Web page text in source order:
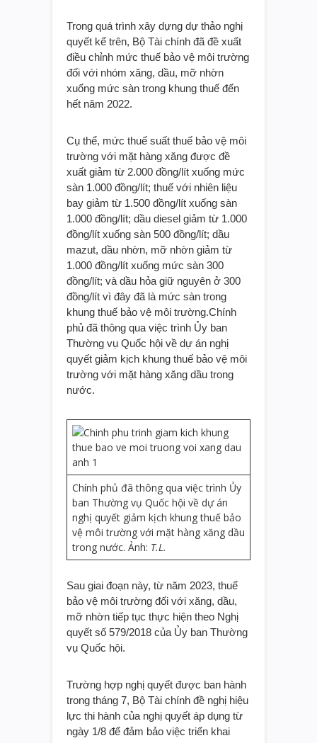
Trong quá trình xây dựng dự thảo nghị
quyết kể trên, Bộ Tài chính đã đề xuất
điều chỉnh mức thuế bảo vệ môi trường
đối với nhóm xăng, dầu, mỡ nhờn
xuống mức sàn trong khung thuế đến
hết năm 2022.
Cụ thể, mức thuế suất thuế bảo vệ môi
trường với mặt hàng xăng được đề
xuất giảm từ 2.000 đồng/lít xuống mức
sàn 1.000 đồng/lít; thuế với nhiên liệu
bay giảm từ 1.500 đồng/lít xuống sàn
1.000 đồng/lít; dầu diesel giảm từ 1.000
đồng/lít xuống sàn 500 đồng/lít; dầu
mazut, dầu nhờn, mỡ nhờn giảm từ
1.000 đồng/lít xuống mức sàn 300
đồng/lít; và dầu hỏa giữ nguyên ở 300
đồng/lít vì đây đã là mức sàn trong
khung thuế bảo vệ môi trường.Chính
phủ đã thông qua việc trình Ủy ban
Thường vụ Quốc hội về dự án nghị
quyết giảm kịch khung thuế bảo vệ môi
trường với mặt hàng xăng dầu trong
nước.
Chính phủ đã thông qua việc trình Ủy
ban Thường vụ Quốc hội về dự án
nghị quyết giảm kịch khung thuế bảo
vệ môi trường với mặt hàng xăng dầu
trong nước. Ảnh: T.L.
Sau giai đoạn này, từ năm 2023, thuế
bảo vệ môi trường đối với xăng, dầu,
mỡ nhờn tiếp tục thực hiện theo Nghị
quyết số 579/2018 của Ủy ban Thường
vụ Quốc hội.
Trường hợp nghị quyết được ban hành
trong tháng 7, Bộ Tài chính đề nghị hiệu
lực thi hành của nghị quyết áp dụng từ
ngày 1/8 để đảm bảo việc triển khai